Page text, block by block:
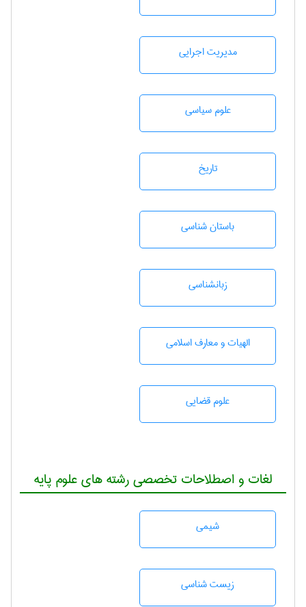
مديريت اجرايی
علوم سياسی
تاريخ
باستان شناسی
زبانشناسی
الهیات و معارف اسلامی
علوم قضایی
لغات و اصطلاحات تخصصی رشته های علوم پایه
شيمی
زيست شناسی